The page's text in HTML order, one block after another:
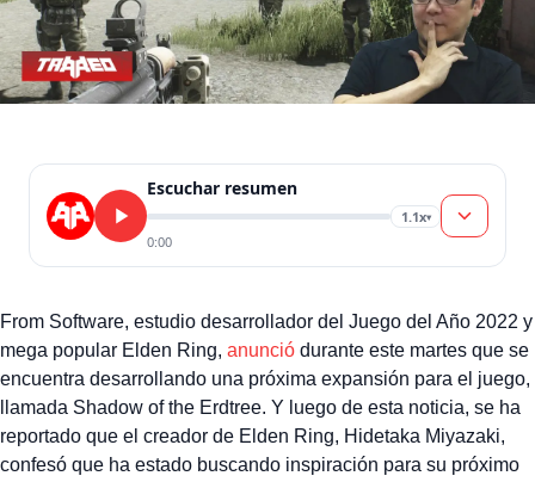
Escuchar resumen
1.1x▾
0:00
From Software, estudio desarrollador del Juego del Año 2022 y
mega popular Elden Ring, anunció durante este martes que se
encuentra desarrollando una próxima expansión para el juego,
llamada Shadow of the Erdtree. Y luego de esta noticia, se ha
reportado que el creador de Elden Ring, Hidetaka Miyazaki,
confesó que ha estado buscando inspiración para su próximo